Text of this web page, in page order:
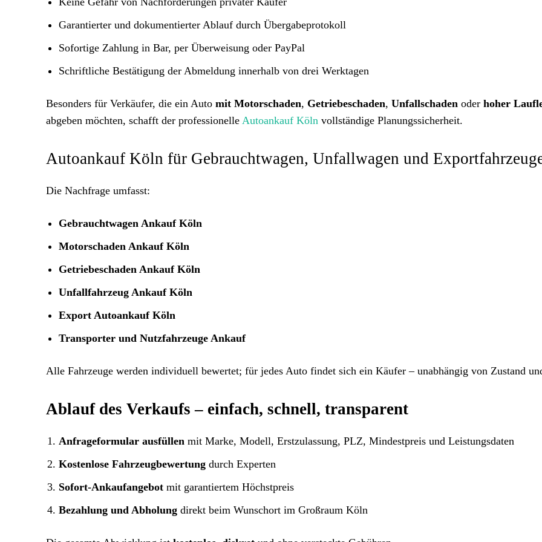
Garantierter und dokumentierter Ablauf durch Übergabeprotokoll
Sofortige Zahlung in Bar, per Überweisung oder PayPal
Schriftliche Bestätigung der Abmeldung innerhalb von drei Werktagen
Besonders für Verkäufer, die ein Auto mit Motorschaden, Getriebeschaden, Unfallschaden oder hoher
abgeben möchten, schafft der professionelle Autoankauf Köln vollständige Planungssicherheit.
Autoankauf Köln für Gebrauchtwagen, Unfallwagen und
Die Nachfrage umfasst:
Gebrauchtwagen Ankauf Köln
Motorschaden Ankauf Köln
Getriebeschaden Ankauf Köln
Unfallfahrzeug Ankauf Köln
Export Autoankauf Köln
Transporter und Nutzfahrzeuge Ankauf
Alle Fahrzeuge werden individuell bewertet; für jedes Auto findet sich ein Käufer – unabhängig von Zustand
Ablauf des Verkaufs – einfach, schnell, transparent
Anfrageformular ausfüllen mit Marke, Modell, Erstzulassung, PLZ, Mindestpreis und Leistungsdaten
Kostenlose Fahrzeugbewertung durch Experten
Sofort-Ankaufangebot mit garantiertem Höchstpreis
Bezahlung und Abholung direkt beim Wunschort im Großraum Köln